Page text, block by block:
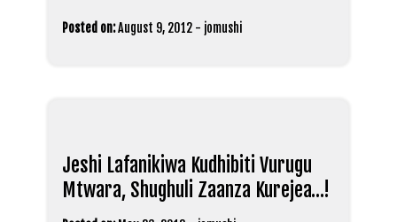
Posted on:August 9, 2012 - jomushi
Jeshi Lafanikiwa Kudhibiti Vurugu
Mtwara, Shughuli Zaanza Kurejea…!